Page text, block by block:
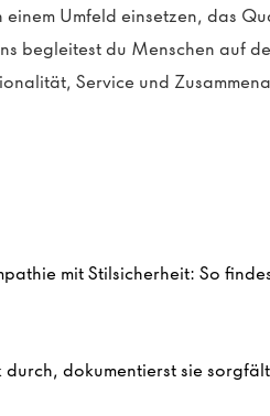
Umfeld einsetzen, das
begleitest du Menschen auf
Service und
mit Stilsicherheit: So
durch, dokumentierst sie